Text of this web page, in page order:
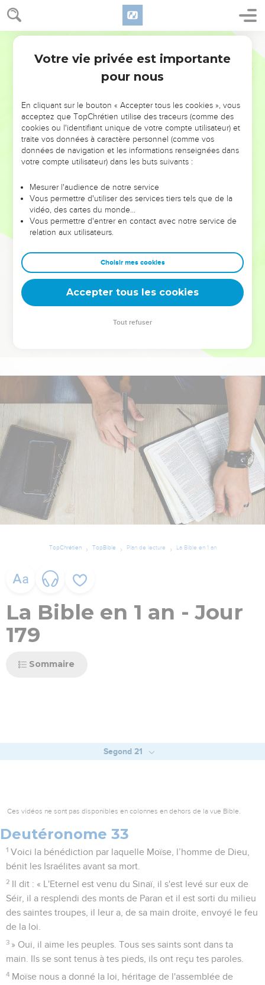
NE MANQUEZ PAS L’ÉVÉNEMENT
DE L’ANNÉE !
ET SI LEURS ERREURS POUVAIENT VOUS ÉVITER LES
VOTRES ?
leur foi ou leur vision. Mais on voit moins les doutes, les erreurs
et les saisons difficiles qu'ils ont traversés, alors même que ce
sont elles qui les ont façonnés.
Dans cette conférence, leaders, entrepreneurs, et responsables
clés pour avancer avec plus de sagesse afin que leurs erreurs
deviennent vos tremplins. Que vous guidiez un ministère, une
équipe, un groupe ou une famille, leur expérience est faite
TopChrétien TopBible Plan de lecture La Bible en 1 an
La Bible en 1 an - Jour
179
Sommaire
Segond 21
Ces vidéos ne sont pas disponibles en colonnes en dehors de la vue Bible.
Deutéronome 33
1 Voici la bénédiction par laquelle Moïse, l’homme de Dieu,
bénit les Israélites avant sa mort.
2 Il dit : « L'Eternel est venu du Sinaï, il s'est levé sur eux de
Séir, il a resplendi des monts de Paran et il est sorti du milieu
des saintes troupes, il leur a, de sa main droite, envoyé le feu
de la loi.
3 » Oui, il aime les peuples. Tous ses saints sont dans ta
main. Ils se sont tenus à tes pieds, ils ont reçu tes paroles.
4 Moïse nous a donné la loi, héritage de l'assemblée de
Votre vie privée est importante
pour nous
En cliquant sur le bouton « Accepter tous les cookies », vous
acceptez que TopChrétien utilise des traceurs (comme des
cookies ou l'identifiant unique de votre compte utilisateur) et
traite vos données à caractère personnel (comme vos
données de navigation et les informations renseignées dans
votre compte utilisateur) dans les buts suivants :
Mesurer l'audience de notre service
Vous permettre d'utiliser des services tiers tels que de la
vidéo, des cartes du monde…
Vous permettre d'entrer en contact avec notre service de
relation aux utilisateurs.
Choisir mes cookies
Accepter tous les cookies
Tout refuser